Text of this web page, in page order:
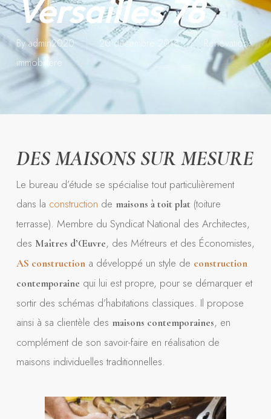
Versailles 78
By admin2020 20 décembre 2018
Rénovation
immobilière
DES MAISONS SUR MESURE
Le bureau d’étude se spécialise tout particulièrement
dans la construction de maisons à toit plat (toiture
terrasse). Membre du Syndicat National des Architectes,
des Maîtres d’Œuvre, des Métreurs et des Économistes,
AS constructiona développé un style de construction
contemporaine qui lui est propre, pour se démarquer et
sortir des schémas d’habitations classiques. Il propose
ainsi à sa clientèle des maisons contemporaines, en
complément de son savoir-faire en réalisation de
maisons individuelles traditionnelles.